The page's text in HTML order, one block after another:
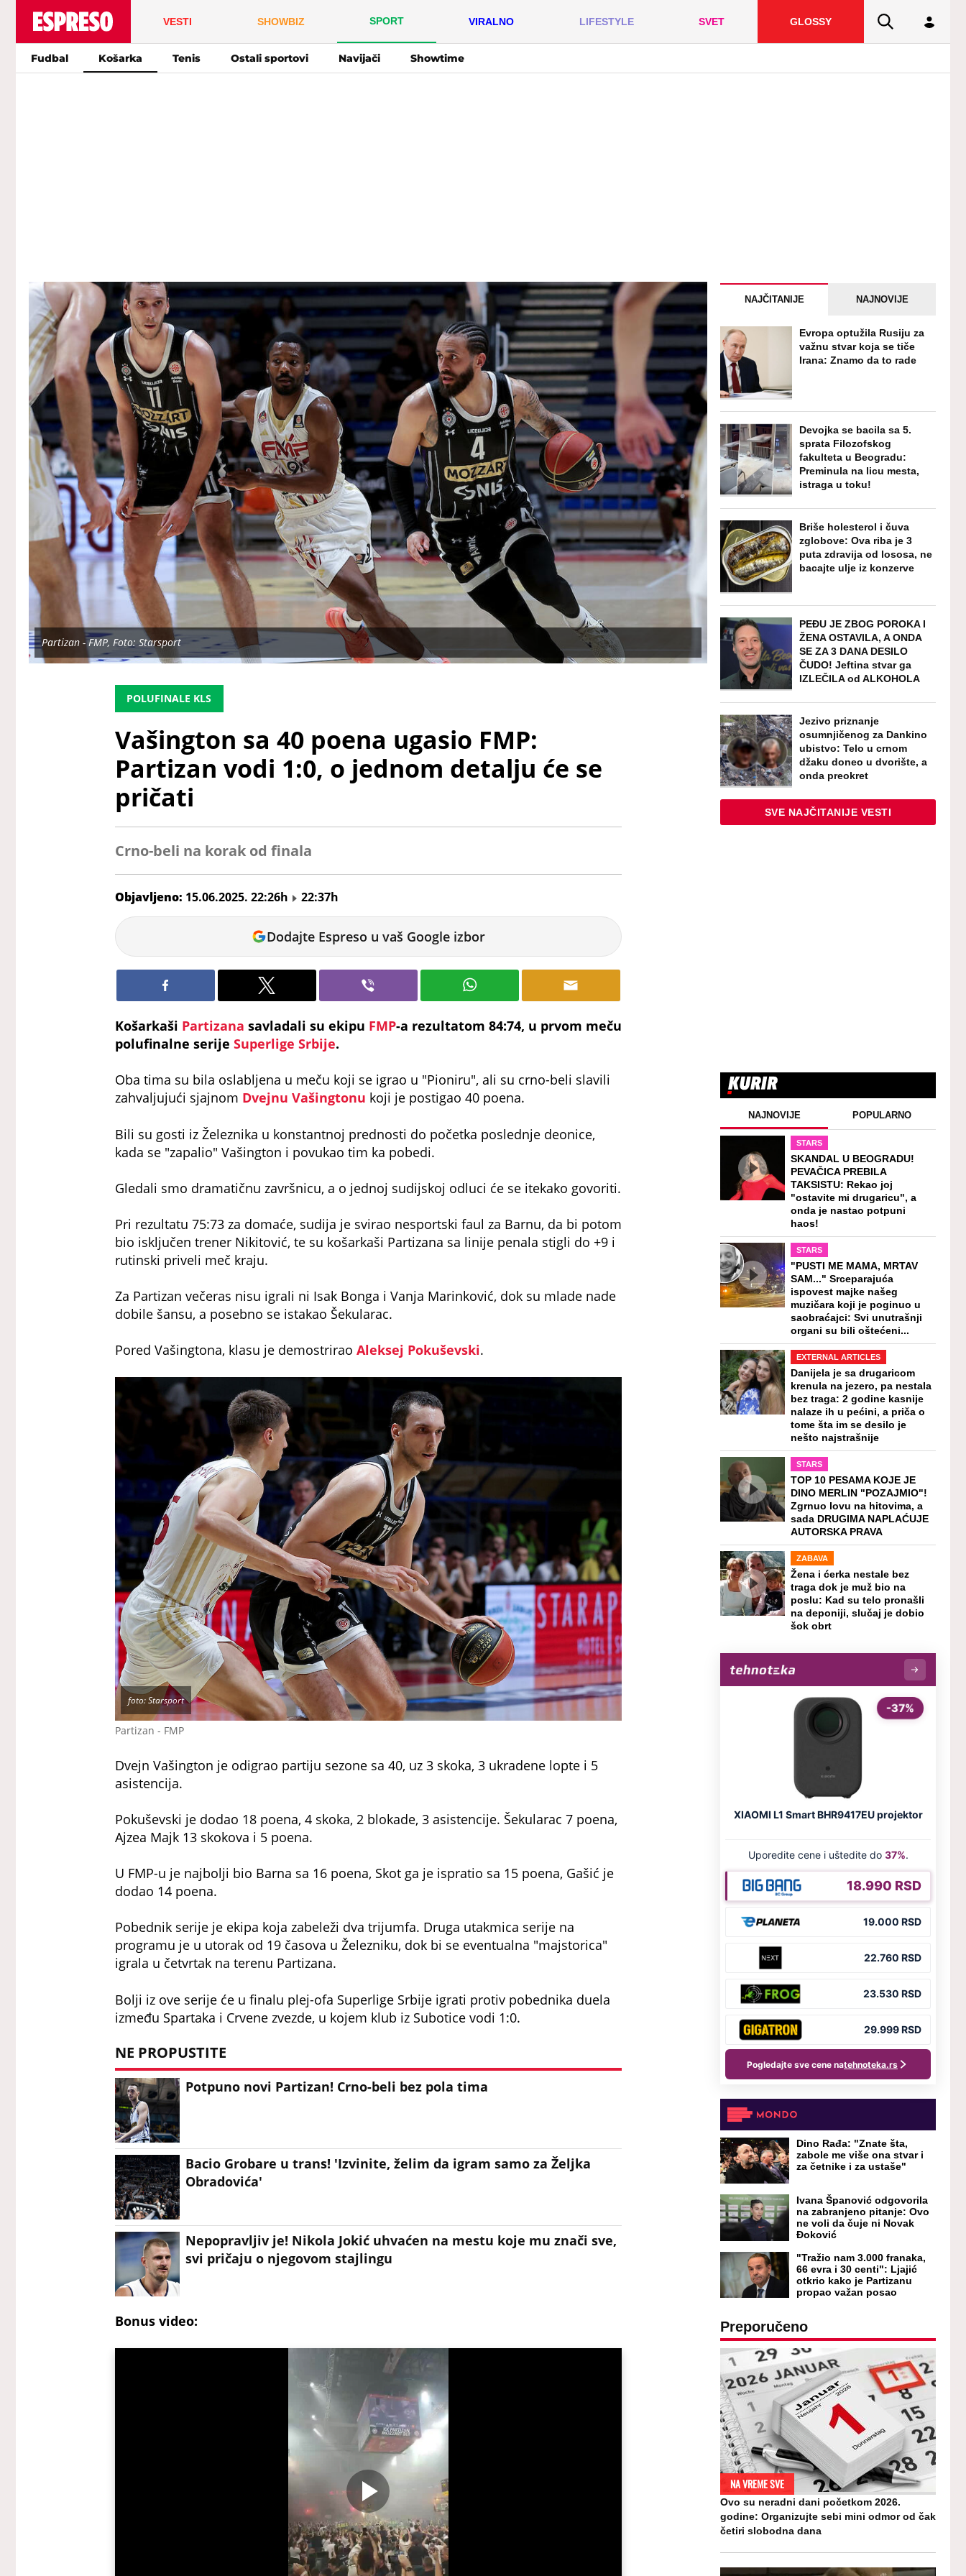
VESTI SHOWBIZ SPORT VIRALNO LIFESTYLE SVET GLOSSY
Fudbal Košarka Tenis Ostali sportovi Navijači Showtime
Partizan - FMP, Foto: Starsport
POLUFINALE KLS
Vašington sa 40 poena ugasio FMP:
Partizan vodi 1:0, o jednom detalju će se
pričati
Crno-beli na korak od finala
Objavljeno: 15.06.2025. 22:26h
22:37h
Jelena
Bjeljić
Dodajte Espreso u vaš Google izbor
Košarkaši Partizana savladali su ekipu FMP-a rezultatom 84:74, u prvom meču
polufinalne serije Superlige Srbije.
Oba tima su bila oslabljena u meču koji se igrao u "Pioniru", ali su crno-beli slavili
zahvaljujući sjajnom Dvejnu Vašingtonu koji je postigao 40 poena.
Bili su gosti iz Železnika u konstantnoj prednosti do početka poslednje deonice,
kada se "zapalio" Vašington i povukao tim ka pobedi.
Gledali smo dramatičnu završnicu, a o jednoj sudijskoj odluci će se itekako govoriti.
Pri rezultatu 75:73 za domaće, sudija je svirao nesportski faul za Barnu, da bi potom
bio isključen trener Nikitović, te su košarkaši Partizana sa linije penala stigli do +9 i
rutinski priveli meč kraju.
Za Partizan večeras nisu igrali ni Isak Bonga i Vanja Marinković, dok su mlade nade
dobile šansu, a posebno se istakao Šekularac.
Pored Vašingtona, klasu je demostrirao Aleksej Pokuševski.
Partizan - FMP
foto: Starsport
Dvejn Vašington je odigrao partiju sezone sa 40, uz 3 skoka, 3 ukradene lopte i 5
asistencija.
Pokuševski je dodao 18 poena, 4 skoka, 2 blokade, 3 asistencije. Šekularac 7 poena,
Ajzea Majk 13 skokova i 5 poena.
U FMP-u je najbolji bio Barna sa 16 poena, Skot ga je ispratio sa 15 poena, Gašić je
dodao 14 poena.
Pobednik serije je ekipa koja zabeleži dva trijumfa. Druga utakmica serije na
programu je u utorak od 19 časova u Železniku, dok bi se eventualna "majstorica"
igrala u četvrtak na terenu Partizana.
Bolji iz ove serije će u finalu plej-ofa Superlige Srbije igrati protiv pobednika duela
između Spartaka i Crvene zvezde, u kojem klub iz Subotice vodi 1:0.
NE PROPUSTITE
Potpuno novi Partizan! Crno-beli bez pola tima
Bacio Grobare u trans! 'Izvinite, želim da igram samo za Željka
Obradovića'
Nepopravljiv je! Nikola Jokić uhvaćen na mestu koje mu znači sve,
svi pričaju o njegovom stajlingu
Bonus video:
NAJČITANIJE NAJNOVIJE
Evropa optužila Rusiju za
važnu stvar koja se tiče
Irana: Znamo da to rade
Devojka se bacila sa 5.
sprata Filozofskog
fakulteta u Beogradu:
Preminula na licu mesta,
istraga u toku!
Briše holesterol i čuva
zglobove: Ova riba je 3
puta zdravija od lososa, ne
bacajte ulje iz konzerve
PEĐU JE ZBOG POROKA I
ŽENA OSTAVILA, A ONDA
SE ZA 3 DANA DESILO
ČUDO! Jeftina stvar ga
IZLEČILA od ALKOHOLA
Jezivo priznanje
osumnjičenog za Dankino
ubistvo: Telo u crnom
džaku doneo u dvorište, a
onda preokret
SVE NAJČITANIJE VESTI
NAJNOVIJE POPULARNO
STARS
SKANDAL U BEOGRADU!
PEVAČICA PREBILA
TAKSISTU: Rekao joj
"ostavite mi drugaricu", a
onda je nastao potpuni
haos!
STARS
"PUSTI ME MAMA, MRTAV
SAM..." Srceparajuća
ispovest majke našeg
muzičara koji je poginuo u
saobraćajci: Svi unutrašnji
organi su bili oštećeni...
EXTERNAL ARTICLES
Danijela je sa drugaricom
krenula na jezero, pa nestala
bez traga: 2 godine kasnije
nalaze ih u pećini, a priča o
tome šta im se desilo je
nešto najstrašnije
STARS
TOP 10 PESAMA KOJE JE
DINO MERLIN "POZAJMIO"!
Zgrnuo lovu na hitovima, a
sada DRUGIMA NAPLAĆUJE
AUTORSKA PRAVA
ZABAVA
Žena i ćerka nestale bez
traga dok je muž bio na
poslu: Kad su telo pronašli
na deponiji, slučaj je dobio
šok obrt
Dino Rađa: "Znate šta,
zabole me više ona stvar i
za četnike i za ustaše"
Ivana Španović odgovorila
na zabranjeno pitanje: Ovo
ne voli da čuje ni Novak
Đoković
"Tražio nam 3.000 franaka,
66 evra i 30 centi": Ljajić
otkrio kako je Partizanu
propao važan posao
Preporučeno
NA VREME SVE
Ovo su neradni dani početkom 2026.
godine: Organizujte sebi mini odmor od čak
četiri slobodna dana